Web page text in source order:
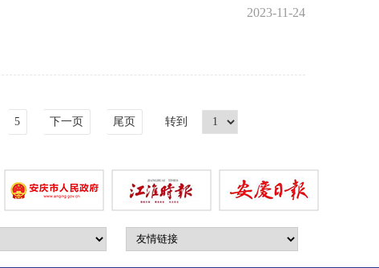
席会议，市政协人口资源环境委员会副主任桂青主持会议。 会
2023-11-24
5 下一页 尾页 转到